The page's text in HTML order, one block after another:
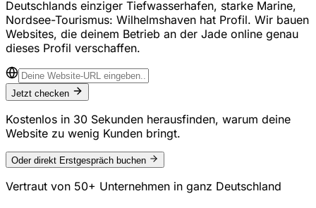
Deutschlands einziger Tiefwasserhafen, starke Marine,
Nordsee-Tourismus: Wilhelmshaven hat Profil. Wir bauen
Websites, die deinem Betrieb an der Jade online genau
dieses Profil verschaffen.
Jetzt checken
Kostenlos in 30 Sekunden herausfinden, warum deine
Website zu wenig Kunden bringt.
Oder direkt Erstgespräch buchen
Vertraut von 50+ Unternehmen in ganz Deutschland